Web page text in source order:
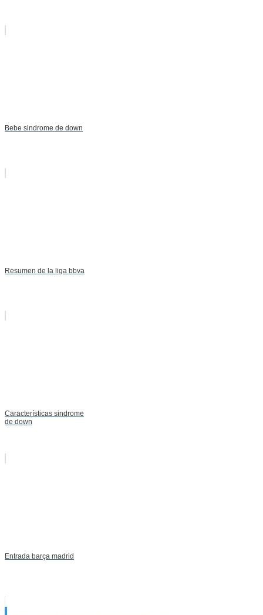
Bebe sindrome de down
Resumen de la liga bbva
Características sindrome
de down
Entrada barça madrid